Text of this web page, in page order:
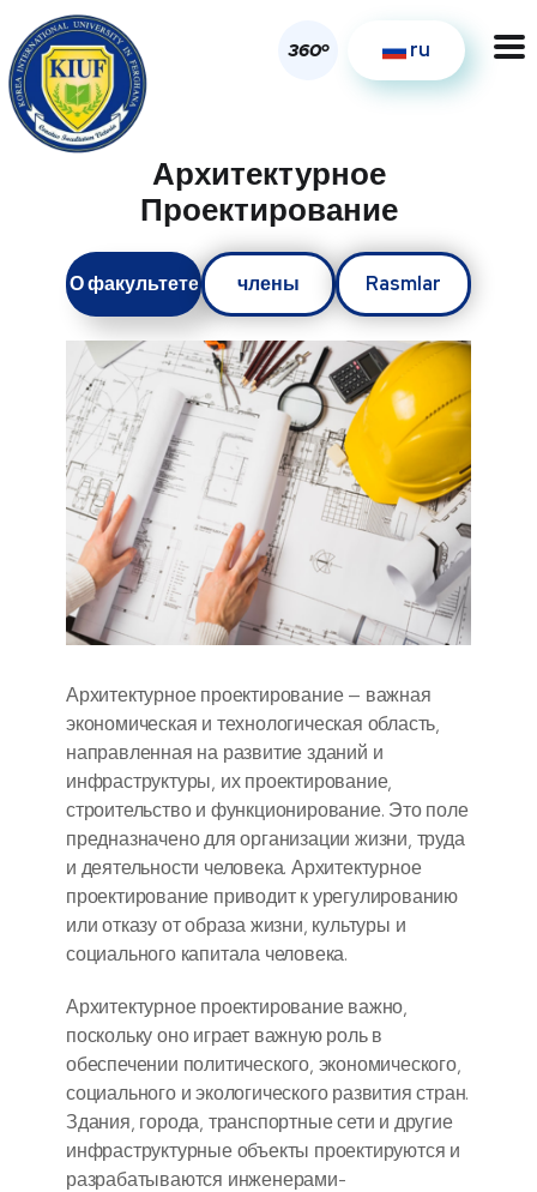
360o ru
Архитектурное
Проектирование
О факультете члены Rasmlar
Архитектурное проектирование — важная
экономическая и технологическая область,
направленная на развитие зданий и
инфраструктуры, их проектирование,
строительство и функционирование. Это поле
предназначено для организации жизни, труда
и деятельности человека. Архитектурное
проектирование приводит к урегулированию
или отказу от образа жизни, культуры и
социального капитала человека.
Архитектурное проектирование важно,
поскольку оно играет важную роль в
обеспечении политического, экономического,
социального и экологического развития стран.
Здания, города, транспортные сети и другие
инфраструктурные объекты проектируются и
разрабатываются инженерами-